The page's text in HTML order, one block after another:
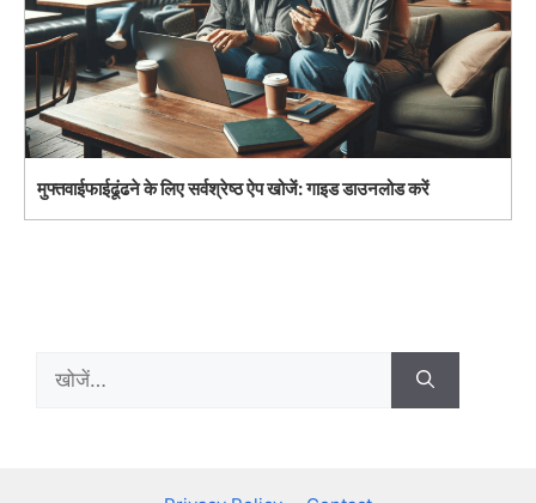
मुफ्तवाईफाईढूंढने के लिए सर्वश्रेष्ठ ऐप खोजें: गाइड डाउनलोड करें
Search
for: